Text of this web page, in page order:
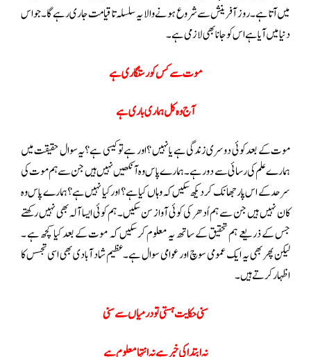
میں آتا ہے ۔ روز آفرینش سے شروع ہونے والا یہ سلسلہ تا قیامت جاری رہے گا۔جو اس
دنیا میں آیا ہے اس کو جانا بھی لازمی ہے۔
موت سے کس کو رستگاری ہے
آج وہ کل ہماری باری ہے
موت کے بعد کوئی دوسری زندگی ہے یا نہیں ؟ اور ہے تو کیسی ہے؟یہ سوال حقیقت میں
ہمارے علم کی رسائی سے دور ہے ۔ ہمارے پاس وہ آنکھیں نہیں ہیں جن سے ہم موت کی
سرحد کے اس پار جھانک کر دیکھ سکیں کہ وہاں کیا ہے ؟ اور کیا نہیں ہے؟ ہمارے پاس وہ
کان نہیں ہیں جن سے ہم اُدھر کی کوئی آواز سن سکیں۔ ہم کوئی ایسا آلہ بھی نہیں رکھتے
جس کے ذریعے ہم تحقیق کے ساتھ یہ معلوم کر سکیں کہ موت کے بعد کیا کچھ ہے ۔
لیکن پھر بھی یہ ایک عمومی سوچ اور عوامی سوال ہے۔عظیم شاد آبادی بھی اسی تجسس کا
اظہار کرتے ہیں ۔
سنی حکایت ہستی تو درمیاں سے سنی
نہ ابتدا کی خبر ہے نہ انتہا معلوم ہے